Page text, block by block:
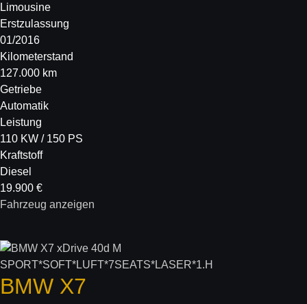
Limousine
Erstzulassung
01/2016
Kilometerstand
127.000 km
Getriebe
Automatik
Leistung
110 KW / 150 PS
Kraftstoff
Diesel
19.900 €
Fahrzeug anzeigen
BMW X7